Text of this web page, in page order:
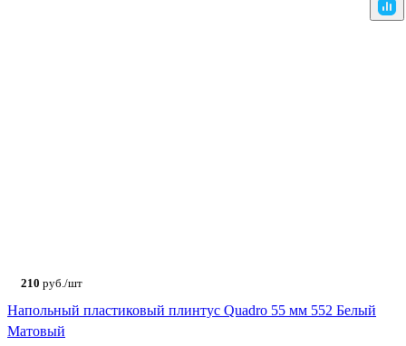
210 руб./шт
Напольный пластиковый плинтус Quadro 55 мм 552 Белый
Матовый